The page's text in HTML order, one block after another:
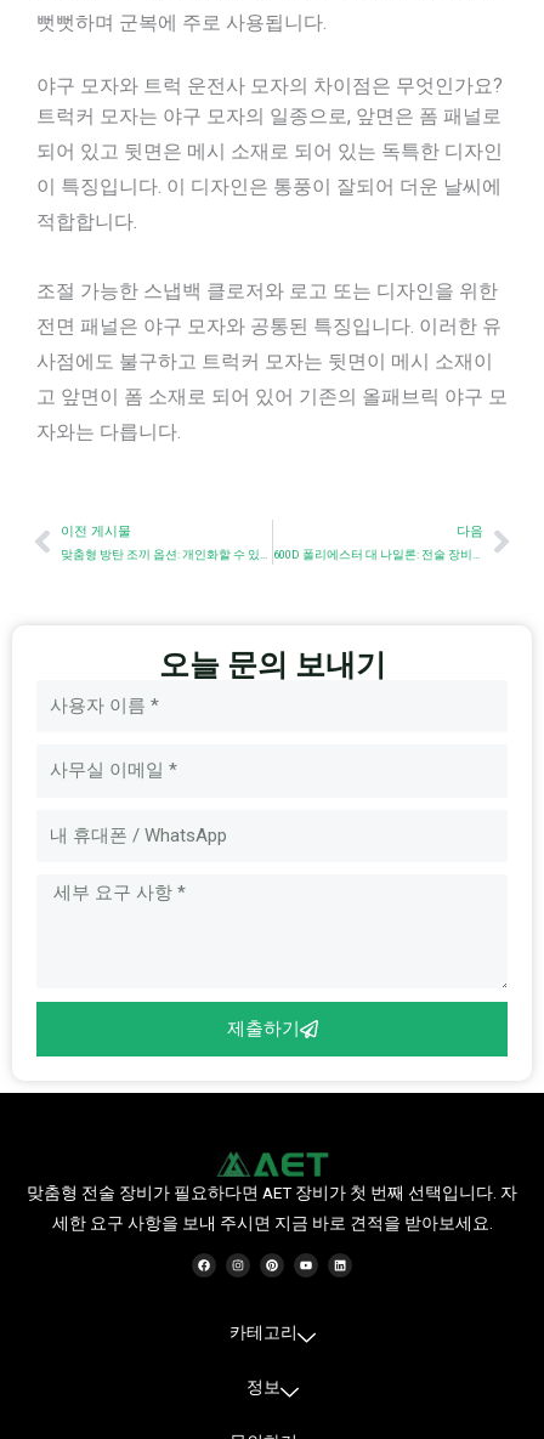
뻣뻣하며 군복에 주로 사용됩니다.
야구 모자와 트럭 운전사 모자의 차이점은 무엇인가요?
트럭커 모자는 야구 모자의 일종으로, 앞면은 폼 패널로
되어 있고 뒷면은 메시 소재로 되어 있는 독특한 디자인
이 특징입니다. 이 디자인은 통풍이 잘되어 더운 날씨에
적합합니다.
조절 가능한 스냅백 클로저와 로고 또는 디자인을 위한
전면 패널은 야구 모자와 공통된 특징입니다. 이러한 유
사점에도 불구하고 트럭커 모자는 뒷면이 메시 소재이
고 앞면이 폼 소재로 되어 있어 기존의 올패브릭 야구 모
자와는 다릅니다.
이전
이전 게시물 다음
오늘 문의 보내기
제출하기
맞춤형 전술 장비가 필요하다면 AET 장비가 첫 번째 선택입니다. 자
세한 요구 사항을 보내 주시면 지금 바로 견적을 받아보세요.
F
a
c
인
스
타
P
i
n
e
s
유
튜
브
링
크
드
카테고리
정보